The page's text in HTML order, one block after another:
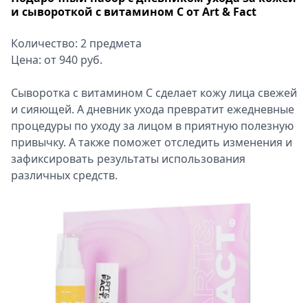
и сывороткой с витамином С от Art & Fact
Количество: 2 предмета
Цена: от 940 руб.
Сыворотка с витамином С сделает кожу лица свежей
и сияющей. А дневник ухода превратит ежедневные
процедуры по уходу за лицом в приятную полезную
привычку. А также поможет отследить изменения и
зафиксировать результаты использования
различных средств.